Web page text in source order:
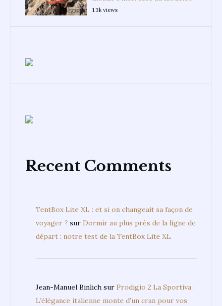
1.3k views
Recent Comments
TentBox Lite XL : et si on changeait sa façon de
voyager ? sur Dormir au plus près de la ligne de
départ : notre test de la TentBox Lite XL
Jean-Manuel Binlich sur Prodigio 2 La Sportiva :
L’élégance italienne monte d’un cran pour vos